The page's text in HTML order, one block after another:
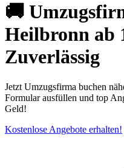
🚚
Heilbronn ab
Zuverlässig
Jetzt Umzugsfirma buchen
Formular ausfüllen und top
Geld!
Kostenlose Angebote erhalten!